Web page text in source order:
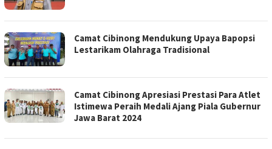
Camat Cibinong Mendukung Upaya Bapopsi
Lestarikam Olahraga Tradisional
Camat Cibinong Apresiasi Prestasi Para Atlet
Istimewa Peraih Medali Ajang Piala Gubernur
Jawa Barat 2024